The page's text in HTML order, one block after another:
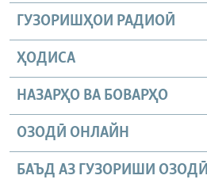
ГУЗОРИШҲОИ РАДИОӢ
ҲОДИСА
НАЗАРҲО ВА БОВАРҲО
ОЗОДӢ ОНЛАЙН
БАЪД АЗ ГУЗОРИШИ ОЗОДӢ